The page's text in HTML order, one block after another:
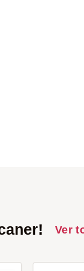
Ver